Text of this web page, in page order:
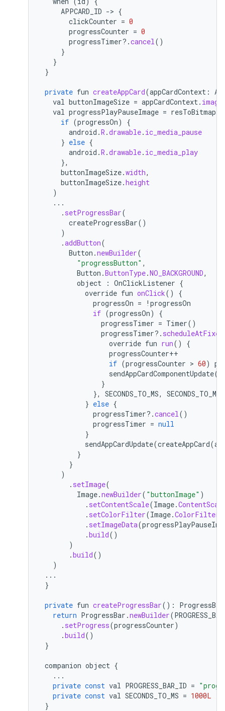
APPCARD_ID -> {
clickCounter = 0
progressCounter = 0
progressTimer? .cancel()
}
}
}
private fun createAppCard(appCardContext :
val buttonImageSize = appCardContext.
val progressPlayPauseImage = resToBitmap
if (progressOn)
{
android .R .drawable. ic_media_pause
} else {
android .R .drawable. ic_media_play
},
buttonImageSize.width,
buttonImageSize.height
)
...
. setProgressBar(
createProgressBar()
)
.addButton(
Button .newBuilder(
"progressButton" ,
Button .ButtonType.NO_BACKGROUND,
object
: OnClickListener {
override fun onClick()
{
progressOn = ! progressOn
if (progressOn)
{
progressTimer = Timer()
progressTimer? .
override fun run()
{
progressCounter++
if (progressCounter > 60)
sendAppCardComponentUpdate(
}
},
SECONDS_TO_MS, SECONDS_TO_MS
} else {
progressTimer? .cancel()
progressTimer = null
}
sendAppCardUpdate(createAppCard(
}
}
)
. setImage(
Image.newBuilder( "buttonImage" )
. setContentScale(Image.
. setColorFilter(Image.ColorFilter
. setImageData(
.build()
)
.build()
)
...
}
private fun createProgressBar():
ProgressBar
return ProgressBar .newBuilder(
. setProgress(progressCounter)
.build()
}
companion object {
...
private const val PROGRESS_BAR_ID =
private const val SECONDS_TO_MS = 1000L
}